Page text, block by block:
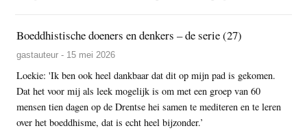
Boeddhistische doeners en denkers – de serie (27)
gastauteur - 15 mei 2026
Loekie: 'Ik ben ook heel dankbaar dat dit op mijn pad is gekomen.
Dat het voor mij als leek mogelijk is om met een groep van 60
mensen tien dagen op de Drentse hei samen te mediteren en te leren
over het boeddhisme, dat is echt heel bijzonder.’